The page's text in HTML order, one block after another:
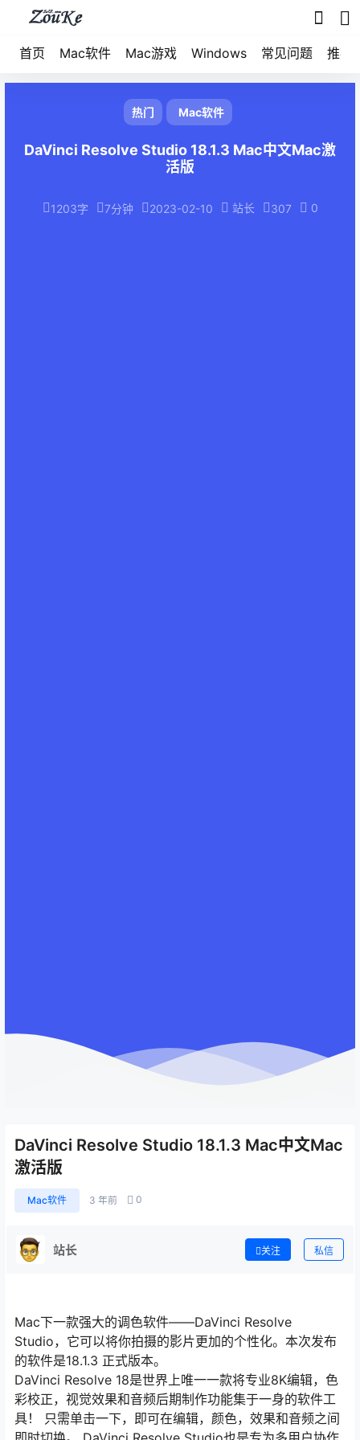
首页 Mac软件 Mac游戏 Windows 常见问题 推荐
热门 Mac软件
DaVinci Resolve Studio 18.1.3 Mac中文Mac激
活版
1203字 7分钟 2023-02-10 站长 307 0
DaVinci Resolve Studio 18.1.3 Mac中文Mac
激活版
Mac软件 3 年前 0
站长 关注 私信
Mac下一款强大的调色软件——DaVinci Resolve
Studio，它可以将你拍摄的影片更加的个性化。本次发布
的软件是18.1.3 正式版本。
DaVinci Resolve 18是世界上唯一一款将专业8K编辑，色
彩校正，视觉效果和音频后期制作功能集于一身的软件工
具！ 只需单击一下，即可在编辑，颜色，效果和音频之间